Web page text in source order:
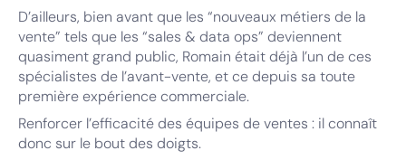
D’ailleurs, bien avant que les “nouveaux métiers de la
vente” tels que les “sales & data ops” deviennent
quasiment grand public, Romain était déjà l’un de ces
spécialistes de l’avant-vente, et ce depuis sa toute
première expérience commerciale.
Renforcer l’efficacité des équipes de ventes : il connaît
donc sur le bout des doigts.